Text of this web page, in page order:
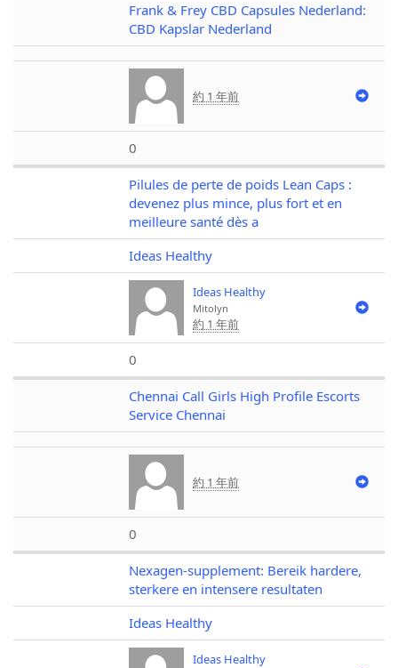
Frank & Frey CBD Capsules Nederland:
CBD Kapslar Nederland
約 1 年前
0
Pilules de perte de poids Lean Caps :
devenez plus mince, plus fort et en
meilleure santé dès a
Ideas Healthy
Ideas Healthy
Mitolyn
約 1 年前
0
Chennai Call Girls High Profile Escorts
Service Chennai
約 1 年前
0
Nexagen-supplement: Bereik hardere,
sterkere en intensere resultaten
Ideas Healthy
Ideas Healthy